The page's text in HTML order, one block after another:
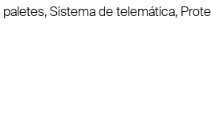
paletes, Sistema de telemática,